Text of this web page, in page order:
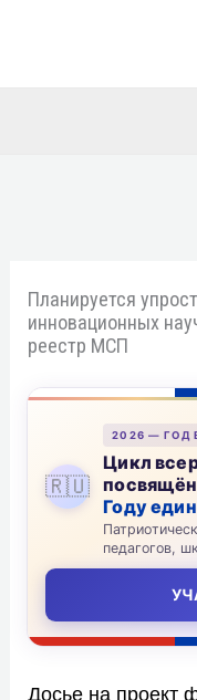
Планируется
инновационных
реестр МСП
🇷🇺
2026 — ГОД
Цикл
Году
педагогов,
Досье на проект